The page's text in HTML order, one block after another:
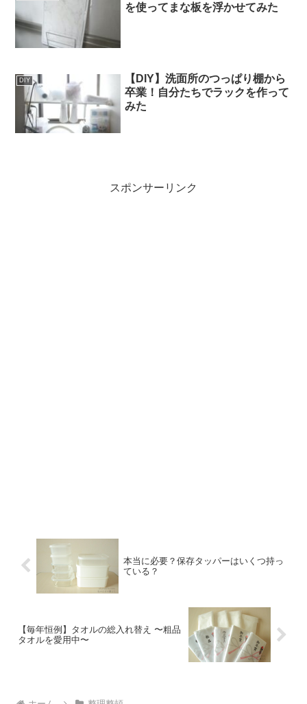
を使ってまな板を浮かせてみた
DIY
【DIY】洗面所のつっぱり棚から
卒業！自分たちでラックを作って
みた
スポンサーリンク
本当に必要？保存タッパーはいくつ持っ
ている？
【毎年恒例】タオルの総入れ替え 〜粗品
タオルを愛用中〜